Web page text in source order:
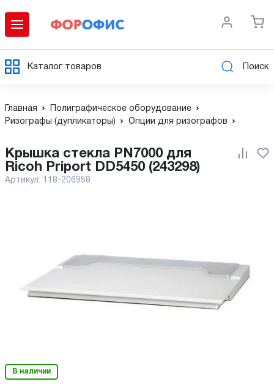
Каталог товаров Поиск
Главная
Полиграфическое оборудование
Ризографы (дупликаторы)
Опции для ризографов
Крышка стекла PN7000 для
Ricoh Priport DD5450 (243298)
Артикул: 118-206958
В наличии